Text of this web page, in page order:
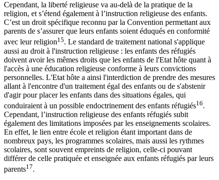
Cependant, la liberté religieuse va au-delà de la pratique de la
religion, et s’étend également à l’instruction religieuse des enfants.
C’est un droit spécifique reconnu par la Convention permettant aux
parents de s’assurer que leurs enfants soient éduqués en conformité
avec leur religion15. Le standard de traitement national s'applique
aussi au droit à l'instruction religieuse : les enfants des réfugiés
doivent avoir les mêmes droits que les enfants de l'Etat hôte quant à
l'accès à une éducation religieuse conforme à leurs convictions
personnelles. L'Etat hôte a ainsi l'interdiction de prendre des mesures
allant à l'encontre d'un traitement égal des enfants ou de s'abstenir
d'agir pour placer les enfants dans des situations égales, qui
conduiraient à un possible endoctrinement des enfants réfugiés16.
Cependant, l’instruction religieuse des enfants réfugiés subit
également des limitations imposées par les enseignements scolaires.
En effet, le lien entre école et religion étant important dans de
nombreux pays, les programmes scolaires, mais aussi les rythmes
scolaires, sont souvent empreints de religion, celle-ci pouvant
différer de celle pratiquée et enseignée aux enfants réfugiés par leurs
parents17.